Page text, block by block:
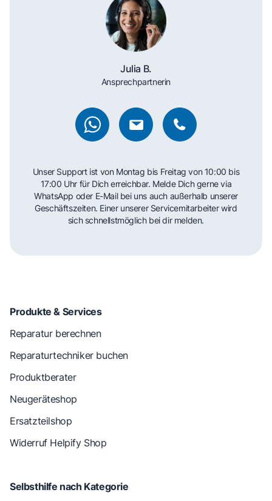
Julia B.
Ansprechpartnerin
Unser Support ist von Montag bis Freitag von 10:00 bis
17:00 Uhr für Dich erreichbar. Melde Dich gerne via
WhatsApp oder E-Mail bei uns auch außerhalb unserer
Geschäftszeiten. Einer unserer Servicemitarbeiter wird
sich schnellstmöglich bei dir melden.
Produkte & Services
Reparatur berechnen
Reparaturtechniker buchen
Produktberater
Neugeräteshop
Ersatzteilshop
Widerruf Helpify Shop
Selbsthilfe nach Kategorie